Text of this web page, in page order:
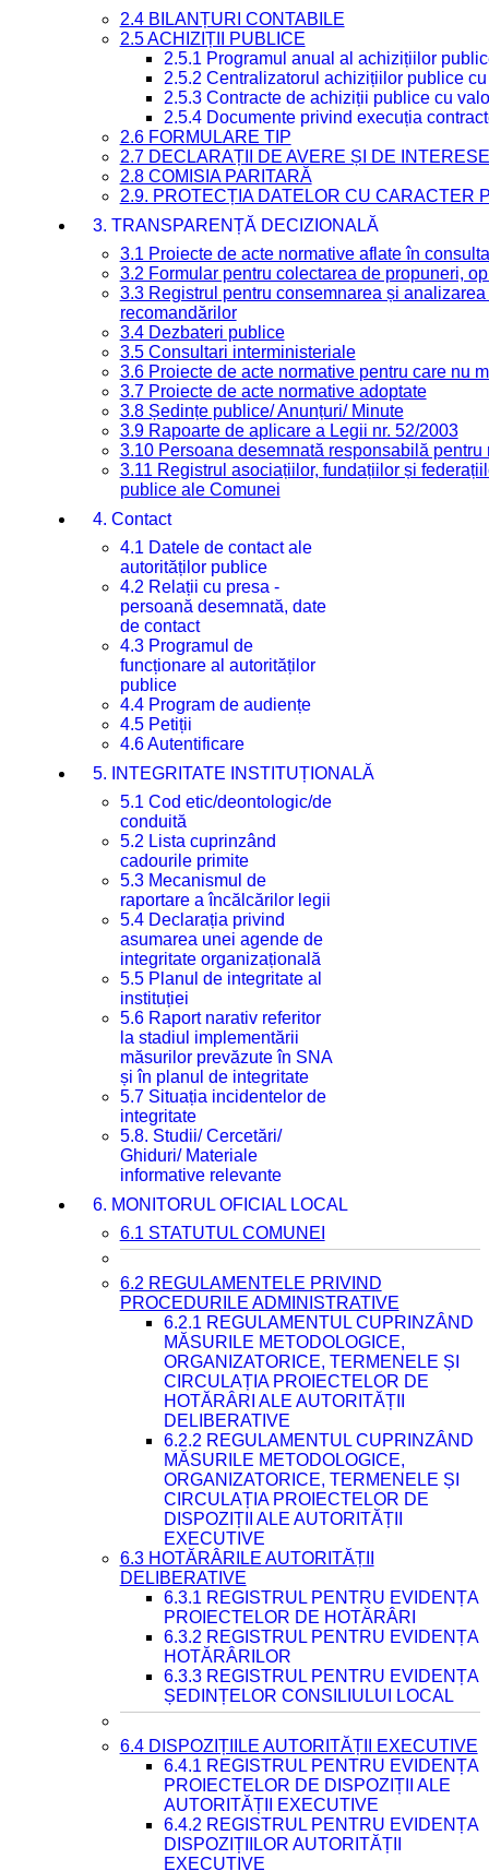
2.4 BILANȚURI CONTABILE
2.5 ACHIZIȚII PUBLICE
2.5.1 Programul anual al achizițiilor
2.5.2 Centralizatorul achizițiilor publice
2.5.3 Contracte de achiziții publice cu
2.5.4 Documente privind execuția
2.6 FORMULARE TIP
2.7 DECLARAȚII DE AVERE ȘI DE INTERESE
2.8 COMISIA PARITARĂ
2.9. PROTECȚIA DATELOR CU CARACTER
3. TRANSPARENȚĂ DECIZIONALĂ
3.1 Proiecte de acte normative aflate în
3.2 Formular pentru colectarea de propuneri,
3.3 Registrul pentru consemnarea și
recomandărilor
3.4 Dezbateri publice
3.5 Consultari interministeriale
3.6 Proiecte de acte normative pentru care nu
3.7 Proiecte de acte normative adoptate
3.8 Ședințe publice/ Anunțuri/ Minute
3.9 Rapoarte de aplicare a Legii nr. 52/2003
3.10 Persoana desemnată responsabilă
3.11 Registrul asociațiilor, fundațiilor și
publice ale Comunei
4. Contact
4.1 Datele de contact ale
autorităților publice
4.2 Relații cu presa -
persoană desemnată, date
de contact
4.3 Programul de
funcționare al autorităților
publice
4.4 Program de audiențe
4.5 Petiții
4.6 Autentificare
5. INTEGRITATE INSTITUȚIONALĂ
5.1 Cod etic/deontologic/de
conduită
5.2 Lista cuprinzând
cadourile primite
5.3 Mecanismul de
raportare a încălcărilor legii
5.4 Declarația privind
asumarea unei agende de
integritate organizațională
5.5 Planul de integritate al
instituției
5.6 Raport narativ referitor
la stadiul implementării
măsurilor prevăzute în SNA
și în planul de integritate
5.7 Situația incidentelor de
integritate
5.8. Studii/ Cercetări/
Ghiduri/ Materiale
informative relevante
6. MONITORUL OFICIAL LOCAL
6.1 STATUTUL COMUNEI
6.2 REGULAMENTELE PRIVIND
PROCEDURILE ADMINISTRATIVE
6.2.1 REGULAMENTUL CUPRINZÂND
MĂSURILE METODOLOGICE,
ORGANIZATORICE, TERMENELE ȘI
CIRCULAȚIA PROIECTELOR DE
HOTĂRÂRI ALE AUTORITĂȚII
DELIBERATIVE
6.2.2 REGULAMENTUL CUPRINZÂND
MĂSURILE METODOLOGICE,
ORGANIZATORICE, TERMENELE ȘI
CIRCULAȚIA PROIECTELOR DE
DISPOZIȚII ALE AUTORITĂȚII
EXECUTIVE
6.3 HOTĂRÂRILE AUTORITĂȚII
DELIBERATIVE
6.3.1 REGISTRUL PENTRU EVIDENȚA
PROIECTELOR DE HOTĂRÂRI
6.3.2 REGISTRUL PENTRU EVIDENȚA
HOTĂRÂRILOR
6.3.3 REGISTRUL PENTRU EVIDENȚA
ȘEDINȚELOR CONSILIULUI LOCAL
6.4 DISPOZIȚIILE AUTORITĂȚII EXECUTIVE
6.4.1 REGISTRUL PENTRU EVIDENȚA
PROIECTELOR DE DISPOZIȚII ALE
AUTORITĂȚII EXECUTIVE
6.4.2 REGISTRUL PENTRU EVIDENȚA
DISPOZIȚIILOR AUTORITĂȚII
EXECUTIVE